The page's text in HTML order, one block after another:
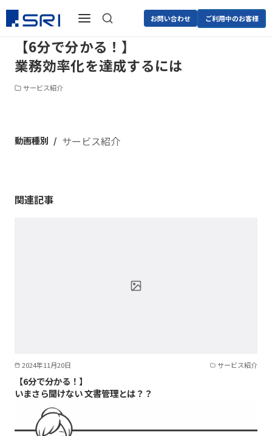
お問い合わせ ご利用中のお客様
【6分で分かる！】
業務効率化を達成するには
サービス紹介
動画種別 サービス紹介
関連記事
2024年11月20日 サービス紹介
【6分で分かる！】
いまさら聞けない 文書管理とは？？